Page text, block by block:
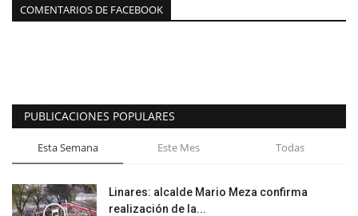
COMENTARIOS DE FACEBOOK
PUBLICACIONES POPULARES
Esta Semana Este Mes Todas
Linares: alcalde Mario Meza confirma
realización de la...